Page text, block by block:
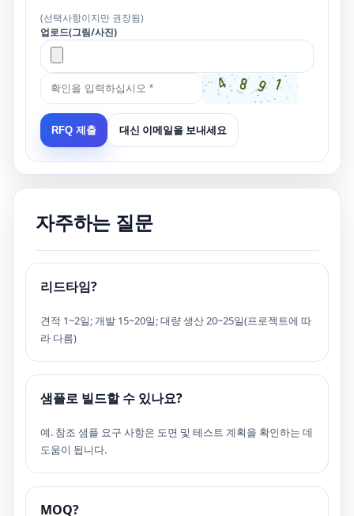
(선택사항이지만 권장됨)
업로드(그림/사진)
RFQ 제출 대신 이메일을 보내세요
자주하는 질문
리드타임?
견적 1~2일; 개발 15~20일; 대량 생산 20~25일(프로젝트에 따
라 다름)
샘플로 빌드할 수 있나요?
예. 참조 샘플 요구 사항은 도면 및 테스트 계획을 확인하는 데
도움이 됩니다.
MOQ?